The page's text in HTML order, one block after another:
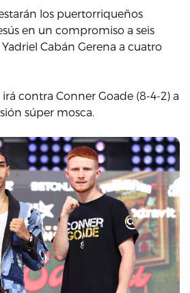
los puertorriqueños
en un compromiso a seis
Cabán Gerena a cuatro
irá contra Conner Goade (8-4-2) a
súper mosca.